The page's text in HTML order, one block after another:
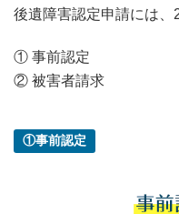
後遺障害認定申請には、
① 事前認定
② 被害者請求
①事前認定